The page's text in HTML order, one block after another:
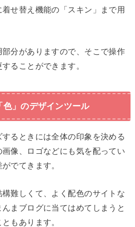
せ替え機能の「スキン」まで用
分がありますので、そこで操作
ることができます。
色」のデザインツール
るときには全体の印象を決める
画像、ロゴなどにも気を配ってい
でてきます。
難しくて、よく配色のサイトな
まブログに当てはめてしまうと
もあります。